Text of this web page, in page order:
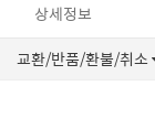
상세정보
교환/반품/환불/취소